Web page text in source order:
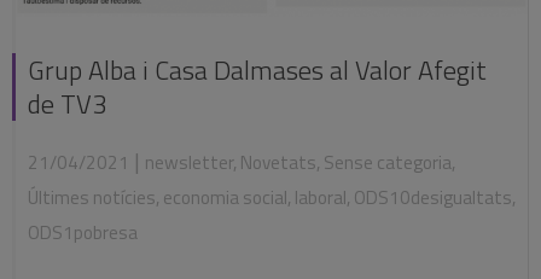
Grup Alba i Casa Dalmases al Valor Afegit
de TV3
21/04/2021 | newsletter, Novetats, Sense categoria,
Últimes notícies, economia social, laboral, ODS10desigualtats,
ODS1pobresa